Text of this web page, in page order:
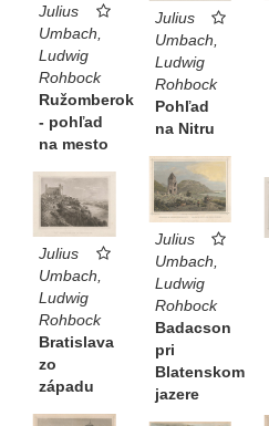
Julius
Umbach,
Ludwig
Rohbock
Ružomberok
- pohľad
na mesto
Julius
Umbach,
Ludwig
Rohbock
Pohľad
na Nitru
Julius
Umbach,
Ludwig
Rohbock
Badacson
pri
Blatenskom
jazere
Julius
Umbach,
Ludwig
Rohbock
Bratislava
zo
západu